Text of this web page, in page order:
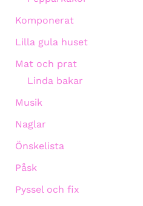
Komponerat
Lilla gula huset
Mat och prat
Linda bakar
Musik
Naglar
Önskelista
Påsk
Pyssel och fix